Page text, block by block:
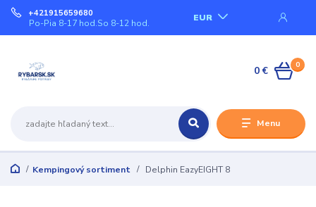
Menu
EUR
+421915659680
Po-Pia 8-17 hod.So 8-12 hod.
0
0 €
Kempingový sortiment Delphin EazyEIGHT 8